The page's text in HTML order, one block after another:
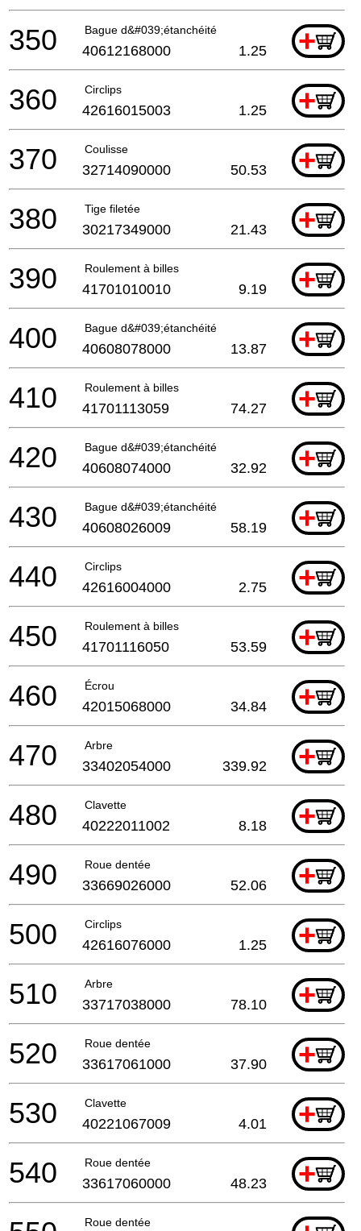
Bague d&#039;étanchéité +
350 40612168000 1.25
Circlips +
360 42616015003 1.25
Coulisse +
370 32714090000 50.53
Tige filetée +
380 30217349000 21.43
Roulement à billes +
390 41701010010 9.19
Bague d&#039;étanchéité +
400 40608078000 13.87
Roulement à billes +
410 41701113059 74.27
Bague d&#039;étanchéité +
420 40608074000 32.92
Bague d&#039;étanchéité +
430 40608026009 58.19
Circlips +
440 42616004000 2.75
Roulement à billes +
450 41701116050 53.59
Écrou +
460 42015068000 34.84
Arbre +
470 33402054000 339.92
Clavette +
480 40222011002 8.18
Roue dentée +
490 33669026000 52.06
Circlips +
500 42616076000 1.25
Arbre +
510 33717038000 78.10
Roue dentée +
520 33617061000 37.90
Clavette +
530 40221067009 4.01
Roue dentée +
540 33617060000 48.23
Roue dentée